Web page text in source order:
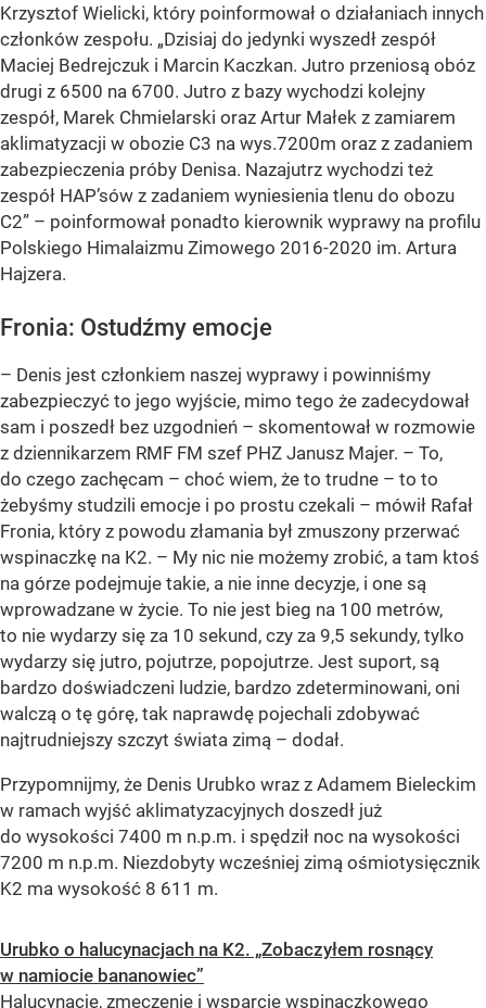
Krzysztof Wielicki, który poinformował o działaniach innych
członków zespołu. „Dzisiaj do jedynki wyszedł zespół
Maciej Bedrejczuk i Marcin Kaczkan. Jutro przeniosą obóz
drugi z 6500 na 6700. Jutro z bazy wychodzi kolejny
zespół, Marek Chmielarski oraz Artur Małek z zamiarem
aklimatyzacji w obozie C3 na wys.7200m oraz z zadaniem
zabezpieczenia próby Denisa. Nazajutrz wychodzi też
zespół HAP’sów z zadaniem wyniesienia tlenu do obozu
C2” – poinformował ponadto kierownik wyprawy na profilu
Polskiego Himalaizmu Zimowego 2016-2020 im. Artura
Hajzera.
Fronia: Ostudźmy emocje
– Denis jest członkiem naszej wyprawy i powinniśmy
zabezpieczyć to jego wyjście, mimo tego że zadecydował
sam i poszedł bez uzgodnień – skomentował w rozmowie
z dziennikarzem RMF FM szef PHZ Janusz Majer. – To,
do czego zachęcam – choć wiem, że to trudne – to to
żebyśmy studzili emocje i po prostu czekali – mówił Rafał
Fronia, który z powodu złamania był zmuszony przerwać
wspinaczkę na K2. – My nic nie możemy zrobić, a tam ktoś
na górze podejmuje takie, a nie inne decyzje, i one są
wprowadzane w życie. To nie jest bieg na 100 metrów,
to nie wydarzy się za 10 sekund, czy za 9,5 sekundy, tylko
wydarzy się jutro, pojutrze, popojutrze. Jest suport, są
bardzo doświadczeni ludzie, bardzo zdeterminowani, oni
walczą o tę górę, tak naprawdę pojechali zdobywać
najtrudniejszy szczyt świata zimą – dodał.
Przypomnijmy, że Denis Urubko wraz z Adamem Bieleckim
w ramach wyjść aklimatyzacyjnych doszedł już
do wysokości 7400 m n.p.m. i spędził noc na wysokości
7200 m n.p.m. Niezdobyty wcześniej zimą ośmiotysięcznik
K2 ma wysokość 8 611 m.
Urubko o halucynacjach na K2. „Zobaczyłem rosnący
w namiocie bananowiec”
Halucynacje, zmęczenie i wsparcie wspinaczkowego